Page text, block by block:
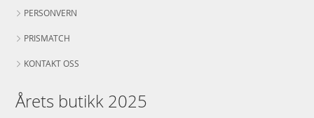
PERSONVERN
PRISMATCH
KONTAKT OSS
Årets butikk 2025